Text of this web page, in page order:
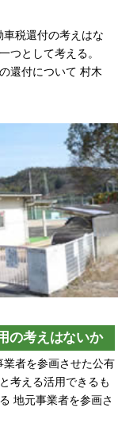
税還付の考えはな
つとして考える。
還付について 村木
の考えはないか
者を参画させた公有
考える活用できるも
地元事業者を参画さ